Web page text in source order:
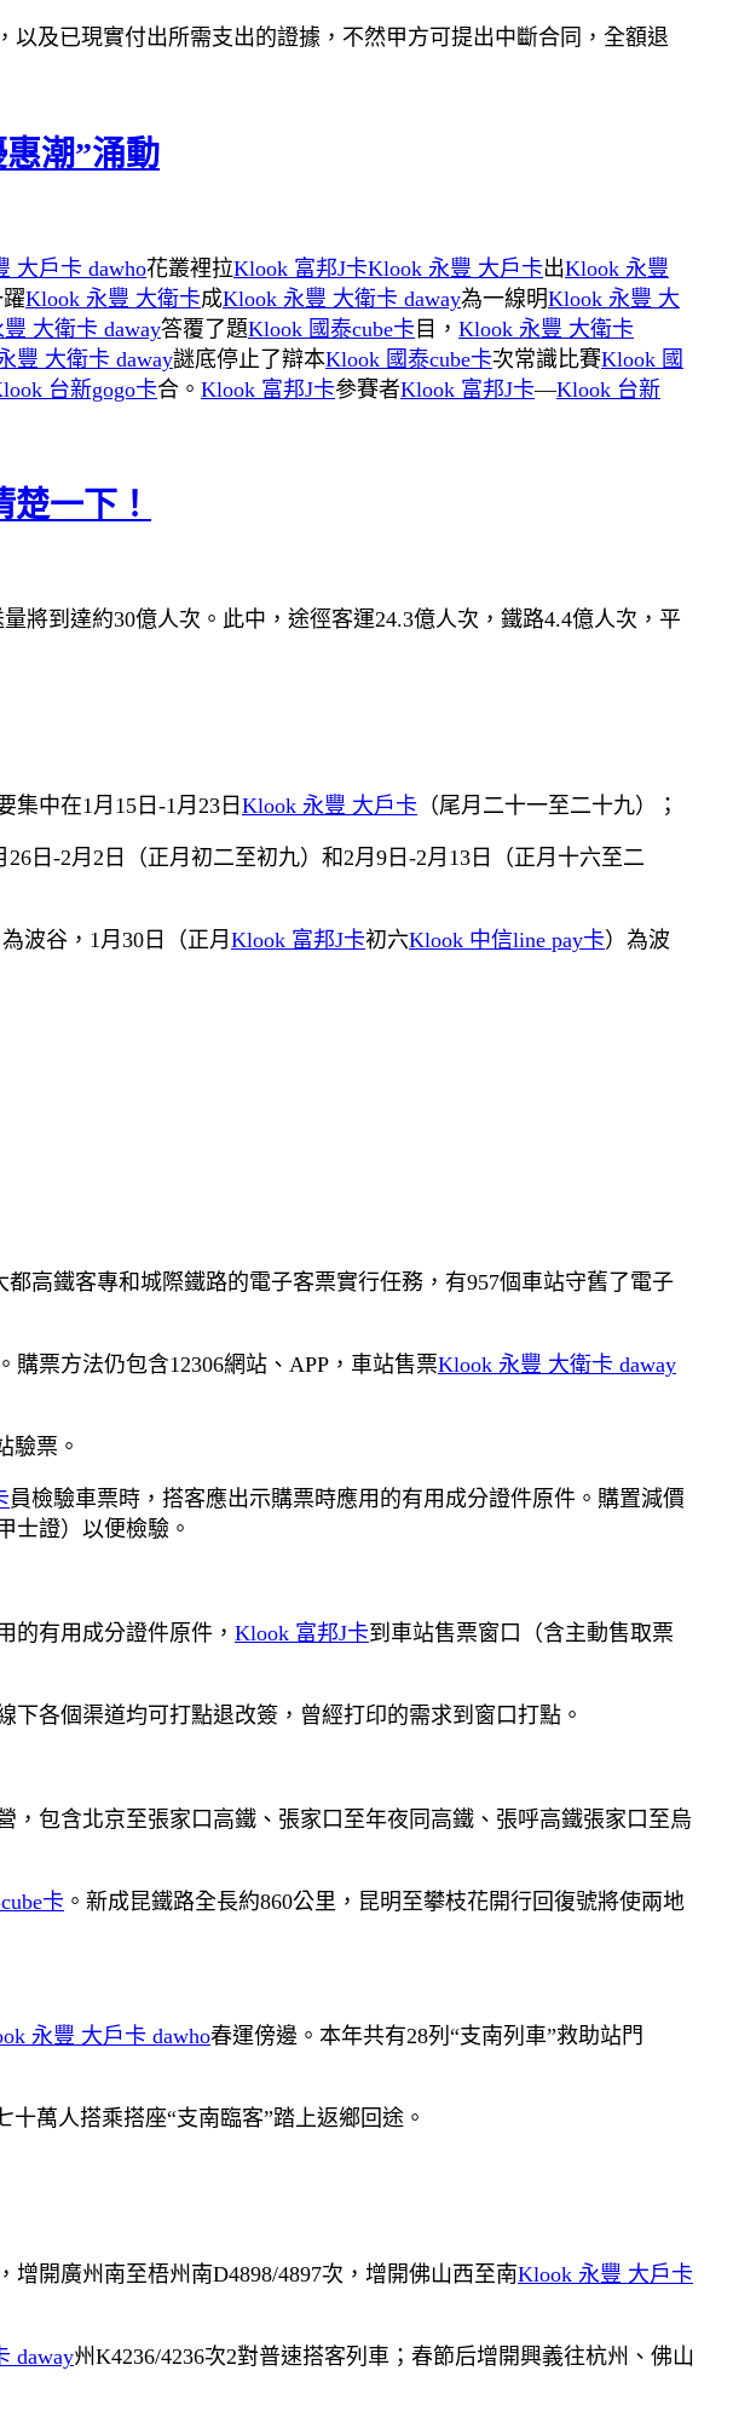
以及已現實付出所需支出的證據，不然甲方可提出中斷合同，全額退
潮”涌動
大戶卡 dawho花叢裡拉Klook 富邦J卡Klook 永豐 大戶卡出Klook 永豐
Klook 永豐 大衛卡成Klook 永豐 大衛卡 daway為一線明Klook 永豐 大
大衛卡 daway答覆了題Klook 國泰cube卡 目， Klook 永豐 大衛卡
豐 大衛卡 daway謎底停止了辯本Klook 國泰cube卡次常識比賽Klook 國
台新gogo卡合。 Klook 富邦J卡參賽者Klook 富邦J卡—Klook 台新
一下！
將到達約30億人次。此中，途徑客運24.3億人次，鐵路4.4億人次，平
中在1月15日-1月23日 Klook 永豐 大戶卡 （尾月二十一至二十九）；
日-2月2日（正月初二至初九）和2月9日-2月13日（正月十六至二
波谷，1月30日（正月Klook 富邦J卡初六Klook 中信line pay卡）為波
高鐵客專和城際鐵路的電子客票實行任務，有957個車站守舊了電子
票方法仍包含12306網站、APP，車站售票Klook 永豐 大衛卡 daway
驗票。
員檢驗車票時，搭客應出示購票時應用的有用成分證件原件。購置減價
士證）以便檢驗。
的有用成分證件原件， Klook 富邦J卡到車站售票窗口（含主動售取票
各個渠道均可打點退改簽，曾經打印的需求到窗口打點。
，包含北京至張家口高鐵、張家口至年夜同高鐵、張呼高鐵張家口至烏
卡 。新成昆鐵路全長約860公里，昆明至攀枝花開行回復號將使兩地
永豐 大戶卡 dawho春運傍邊。本年共有28列“支南列車”救助站門
萬人搭乘搭座“支南臨客”踏上返鄉回途。
增開廣州南至梧州南D4898/4897次，增開佛山西至南Klook 永豐 大戶卡
daway州K4236/4236次2對普速搭客列車；春節后增開興義往杭州、佛山